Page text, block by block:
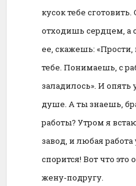
кусок тебе
отходишь сердцем, а
ее, скажешь:
тебе. Понимаешь, с
заладилось». И опять
душе. А ты знаешь,
работы? Утром я
завод, и любая
спорится! Вот что
жену-подругу.